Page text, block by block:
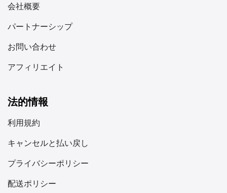
会社概要
パートナーシップ
お問い合わせ
アフィリエイト
法的情報
利用規約
キャンセルと払い戻し
プライバシーポリシー
配送ポリシー